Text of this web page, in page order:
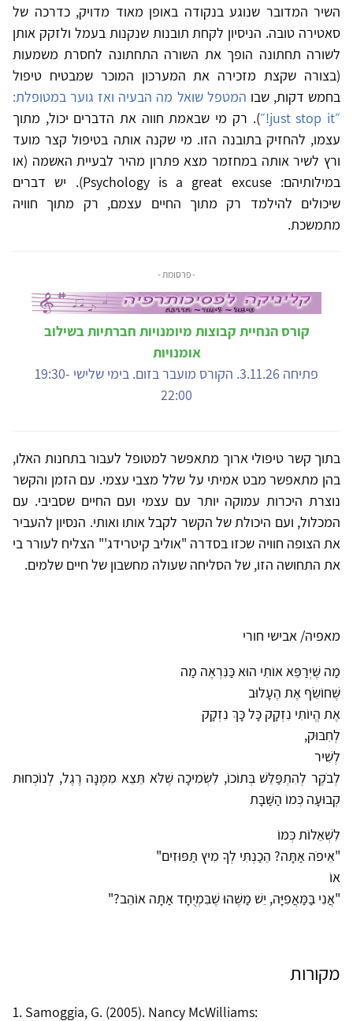
השיר המדובר שנוגע בנקודה באופן מאוד מדויק, כדרכה של
סאטירה טובה. הניסיון לקחת תובנות שנקנות בעמל ולזקק אותן
לשורה תחתונה הופך את השורה התחתונה לחסרת משמעות
(בצורה שקצת מזכירה את המערכון המוכר שמבטיח טיפול
בחמש דקות, שבו המטפל שואל מה הבעיה ואז גוער במטופלת:
״just stop it!״
). רק מי שבאמת חווה את הדברים יכול, מתוך
עצמו, להחזיק בתובנה הזו. מי שקנה אותה בטיפול קצר מועד
ורץ לשיר אותה במחזמר מצא פתרון מהיר לבעיית האשמה (או
במילותיהם: Psychology is a great excuse). יש דברים
שיכולים להילמד רק מתוך החיים עצמם, רק מתוך חוויה
מתמשכת.
- פרסומת -
קורס הנחיית קבוצות מיומנויות חברתיות בשילוב
אומנויות
פתיחה 3.11.26. הקורס מועבר בזום. בימי שלישי 19:30-
22:00
בתוך קשר טיפולי ארוך מתאפשר למטופל לעבור בתחנות האלו,
בהן מתאפשר מבט אמיתי על שלל מצבי עצמי. עם הזמן והקשר
נוצרת היכרות עמוקה יותר עם עצמי ועם החיים שסביבי. עם
המכלול, ועם היכולת של הקשר לקבל אותו ואותי. הנסיון להעביר
את הצופה חוויה שכזו בסדרה "אוליב קיטרידג'" הצליח לעורר בי
את התחושה הזו, של הסליחה שעולה מחשבון של חיים שלמים.
מאפיה/ אבישי חורי
מַה שֶּׁיְּרַפֵּא אוֹתִי הוּא כַּנִּרְאֶה מַה
שֶּׁחוֹשֵׂף אֶת הֶעָלוּב
אֶת הֱיוֹתִי נִזְקָק כָּל כָּךְ נִזְקָק
לְחִבּוּק,
לְשִׁיר
לְבֹקֶר לְהִתְפַּלֵּשׁ בְּתוֹכוֹ, לִשְׂמִיכָה שֶׁלֹּא תֵּצֵא מִמֶּנָּה רֶגֶל, לְנוֹכְחוּת
קְבוּעָה כְּמוֹ הַשַּׁבָּת
לִשְׁאֵלוֹת כְּמוֹ
"אֵיפֹה אַתָּה? הֵכַנְתִּי לְךָ מִיץ תַּפּוּזִים"
אוֹ
"אֲנִי בַּמַּאֲפִיָּה, יֵשׁ מַשֶּׁהוּ שֶׁבִּמְיֻחָד אַתָּה אוֹהֵב?"
מקורות
1. Samoggia, G. (2005). Nancy McWilliams: